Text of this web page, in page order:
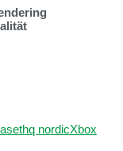
thq nordicXbox